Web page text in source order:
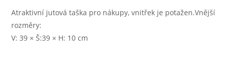
Atraktivní jutová taška pro nákupy, vnitřek je potažen.Vnější
rozměry:
V: 39 × Š:39 × H: 10 cm